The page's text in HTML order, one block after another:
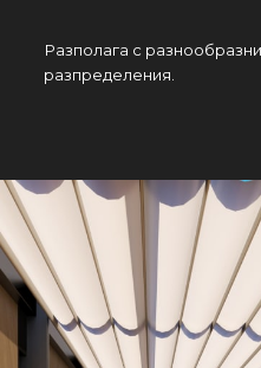
Разполага с
разпределения.